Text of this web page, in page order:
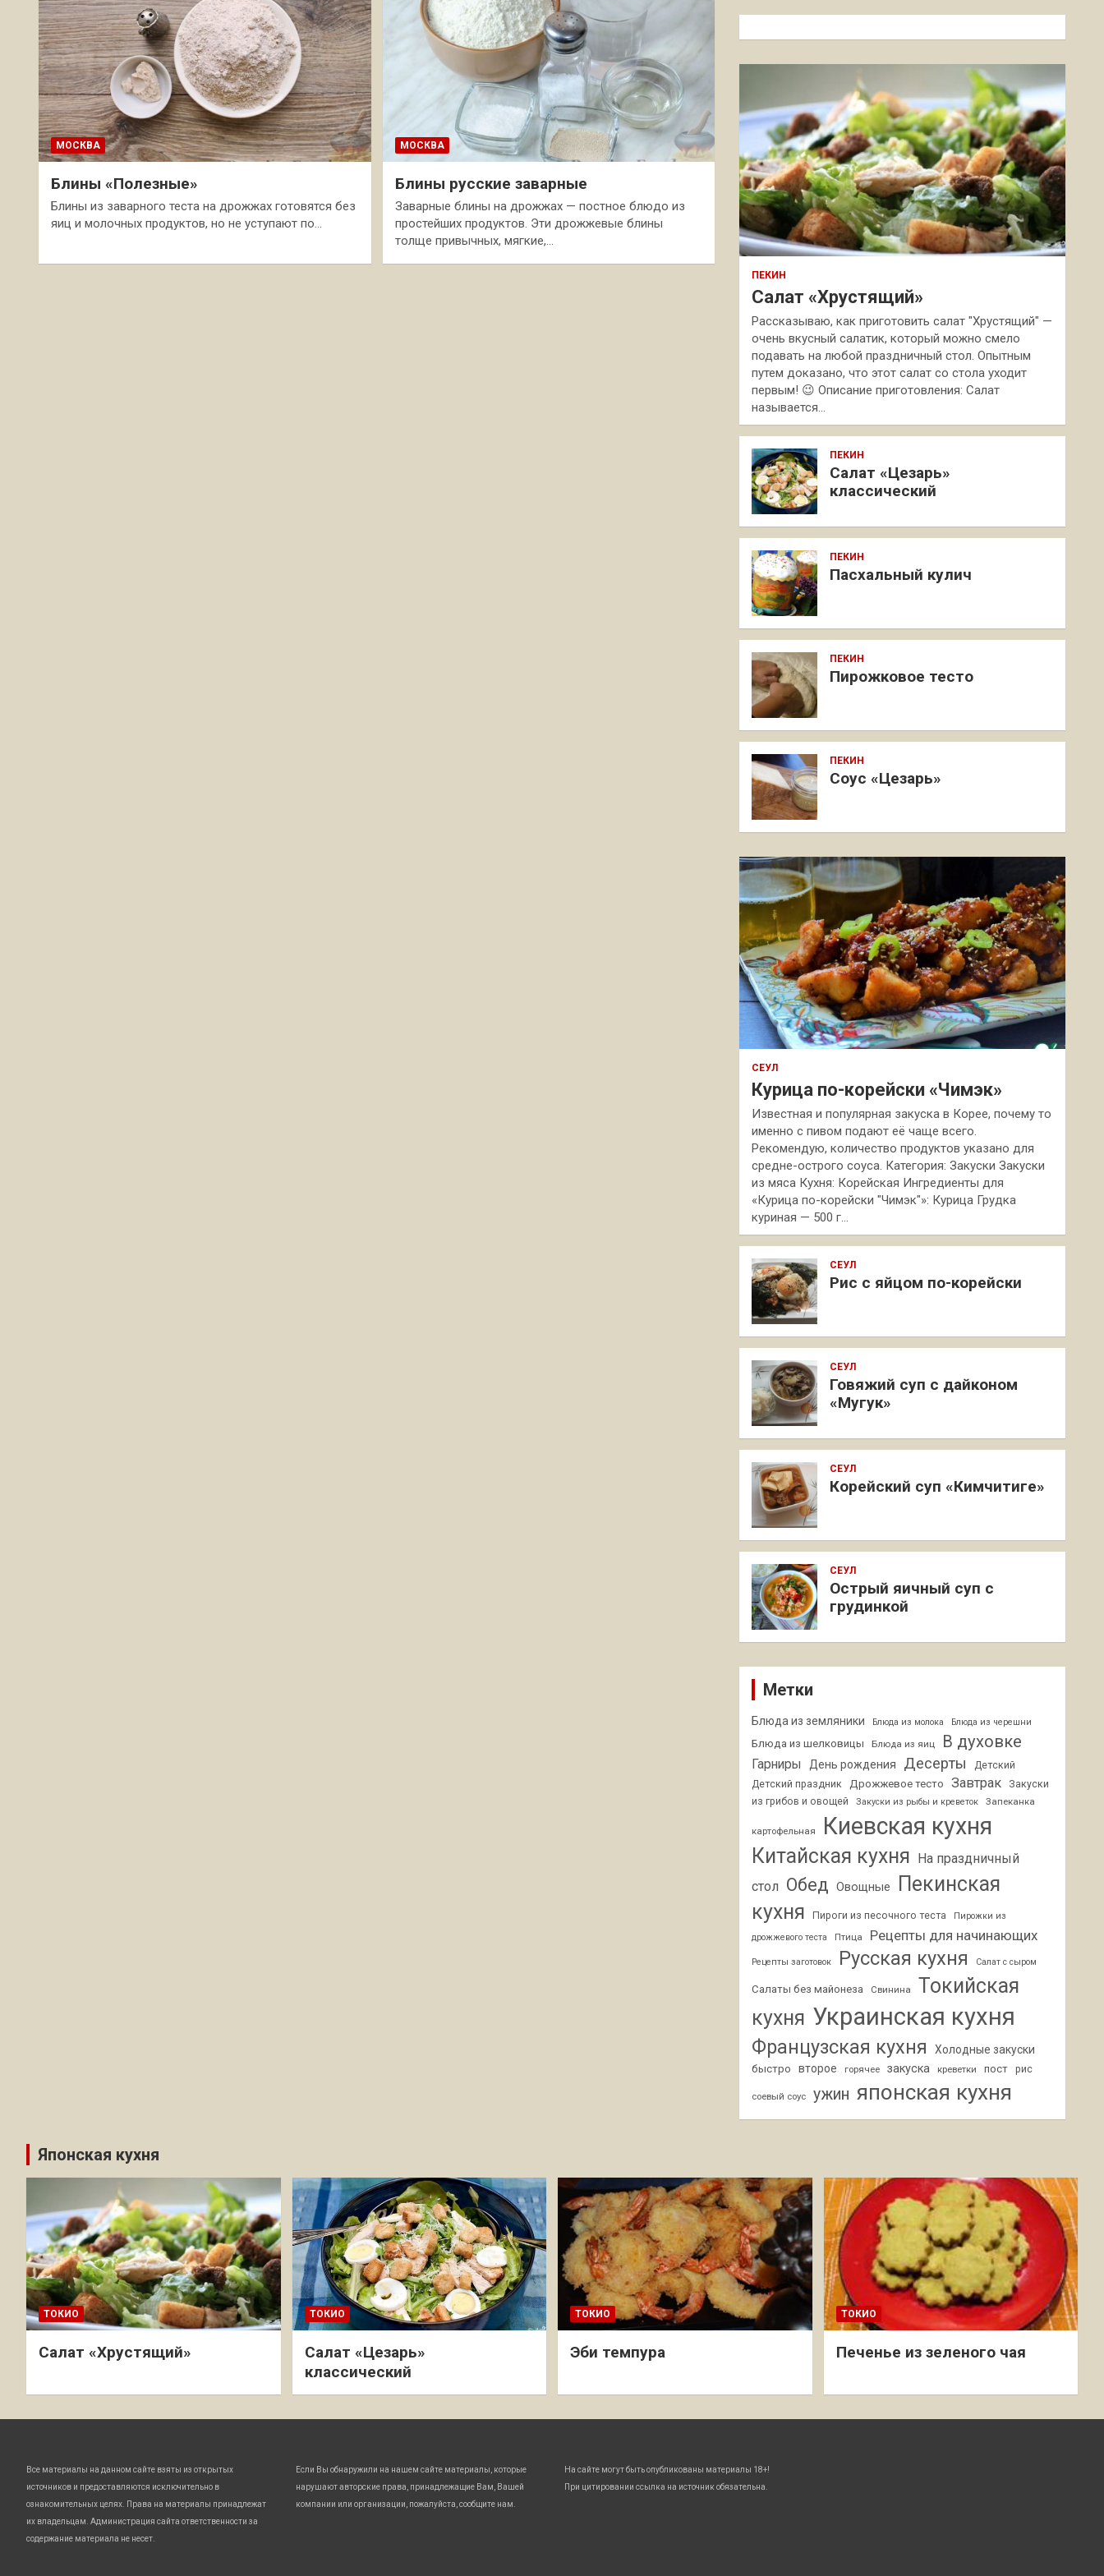
МОСКВА
Блины «Полезные»
Блины из заварного теста на дрожжах готовятся без
яиц и молочных продуктов, но не уступают по…
МОСКВА
Блины русские заварные
Заварные блины на дрожжах — постное блюдо из
простейших продуктов. Эти дрожжевые блины
толще привычных, мягкие,…
к
ПЕКИН
Салат «Хрустящий»
Рассказываю, как приготовить салат "Хрустящий" —
очень вкусный салатик, который можно смело
подавать на любой праздничный стол. Опытным
путем доказано, что этот салат со стола уходит
первым! 😉 Описание приготовления: Салат
называется…
ПЕКИН
Салат «Цезарь»
классический
ПЕКИН
Пасхальный кулич
ПЕКИН
Пирожковое тесто
ПЕКИН
Соус «Цезарь»
СЕУЛ
Курица по-корейски «Чимэк»
Известная и популярная закуска в Корее, почему то
именно с пивом подают её чаще всего.
Рекомендую, количество продуктов указано для
средне-острого соуса. Категория: Закуски Закуски
из мяса Кухня: Корейская Ингредиенты для
«Курица по-корейски "Чимэк"»: Курица Грудка
куриная — 500 г…
СЕУЛ
Рис с яйцом по-корейски
СЕУЛ
Говяжий суп с дайконом
«Мугук»
СЕУЛ
Корейский суп «Кимчитиге»
СЕУЛ
Острый яичный суп с
грудинкой
Метки
Блюда из земляники Блюда из молока Блюда из черешни
Блюда из шелковицы Блюда из яиц В духовке
Гарниры День рождения Десерты
Детский
Детский праздник
Дрожжевое тесто Завтрак
Закуски
из грибов и овощей
Закуски из рыбы и креветок Запеканка
картофельная Киевская кухня
Китайская кухня На праздничный
стол Обед Овощные
Пекинская
кухня
Пироги из песочного теста
Пирожки из
дрожжевого теста
Птица Рецепты для начинающих
Рецепты заготовок Русская кухня Салат с сыром
Салаты без майонеза Свинина
Токийская
кухня Украинская кухня
Французская кухня Холодные закуски
быстро второе горячее закуска креветки пост рис
соевый соус ужин японская кухня
Японская кухня
ТОКИО
Салат «Хрустящий»
ТОКИО
Салат «Цезарь»
классический
ТОКИО
Эби темпура
ТОКИО
Печенье из зеленого чая
Все материалы на данном сайте взяты из открытых
источников и предоставляются исключительно в
ознакомительных целях. Права на материалы принадлежат
их владельцам. Администрация сайта ответственности за
содержание материала не несет.
Если Вы обнаружили на нашем сайте материалы, которые
нарушают авторские права, принадлежащие Вам, Вашей
компании или организации, пожалуйста, сообщите нам.
На сайте могут быть опубликованы материалы 18+!
При цитировании ссылка на источник обязательна.